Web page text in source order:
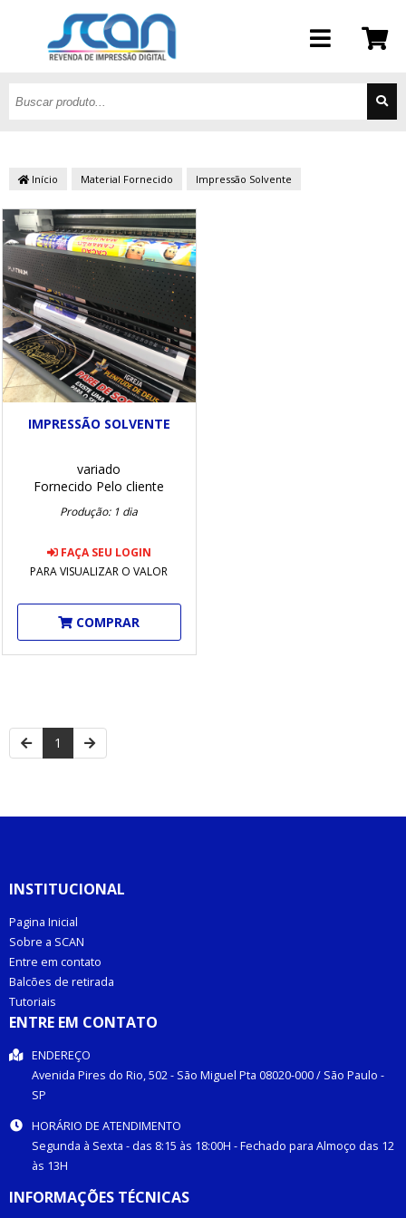
Início Material Fornecido Impressão Solvente
IMPRESSÃO SOLVENTE
variado
Fornecido Pelo cliente
Produção: 1 dia
FAÇA SEU LOGIN
PARA VISUALIZAR O VALOR
COMPRAR
1
INSTITUCIONAL
Pagina Inicial
Sobre a SCAN
Entre em contato
Balcões de retirada
Tutoriais
ENTRE EM CONTATO
ENDEREÇO
Avenida Pires do Rio, 502 - São Miguel Pta 08020-000/ São Paulo -
SP
HORÁRIO DE ATENDIMENTO
Segunda à Sexta - das 8:15 às 18:00H - Fechado para Almoço das 12
às 13H
INFORMAÇÕES TÉCNICAS